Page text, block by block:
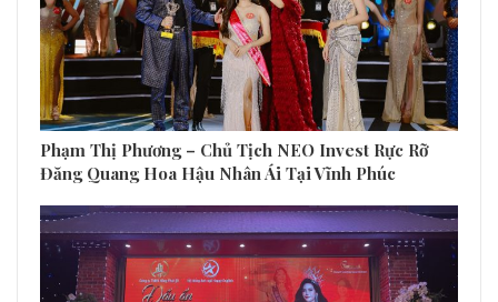
Phạm Thị Phương – Chủ Tịch NEO Invest Rực Rỡ
Đăng Quang Hoa Hậu Nhân Ái Tại Vĩnh Phúc